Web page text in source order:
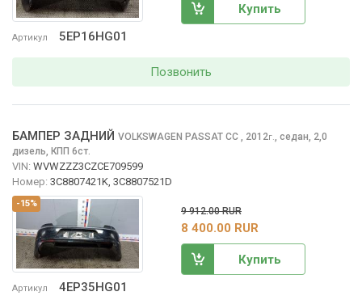
Артикул 5EP16HG01
Купить
Позвонить
-15%
Артикул 4EP35HG01
БАМПЕР ЗАДНИЙ VOLKSWAGEN PASSAT CC , 2012г., седан, 2,0
дизель, КПП 6ст.
VIN: WVWZZZ3CZCE709599
Номер: 3C8807421K, 3C8807521D
9 912.00 RUR
8 400.00 RUR
Купить